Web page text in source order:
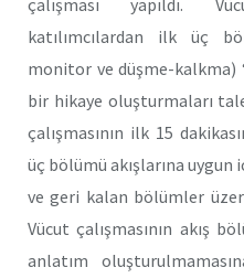
çalışması yapıldı.
katılımcılardan ilk üç
monitor ve düşme-kalkma)
bir hikaye oluşturmaları
çalışmasının ilk 15
üç bölümü akışlarına
ve geri kalan bölümler
Vücut çalışmasının akış
anlatım